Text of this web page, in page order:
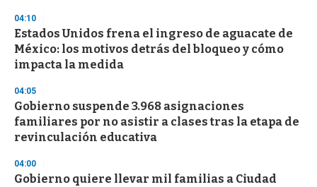
04:10
Estados Unidos frena el ingreso de aguacate de
México: los motivos detrás del bloqueo y cómo
impacta la medida
04:05
Gobierno suspende 3.968 asignaciones
familiares por no asistir a clases tras la etapa de
revinculación educativa
04:00
Gobierno quiere llevar mil familias a Ciudad